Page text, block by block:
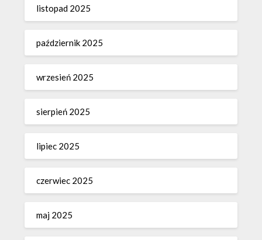
listopad 2025
październik 2025
wrzesień 2025
sierpień 2025
lipiec 2025
czerwiec 2025
maj 2025